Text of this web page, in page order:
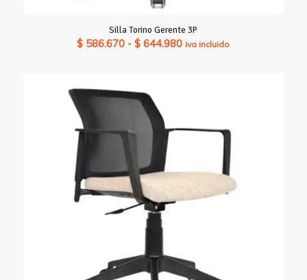
Silla Torino Gerente 3P
$ 586.670 - $ 644.980Rango
$ 644.980
iva incluido